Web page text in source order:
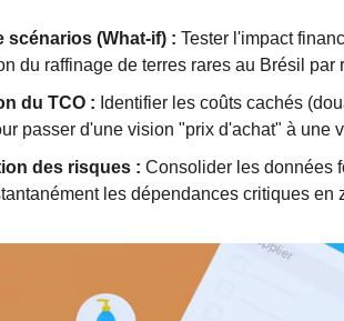
scénarios (What-if) : Tester l'impact
du raffinage de terres rares au Brésil
du TCO : Identifier les coûts cachés
passer d'une vision "prix d'achat" à une
des risques : Consolider les données
les dépendances critiques en